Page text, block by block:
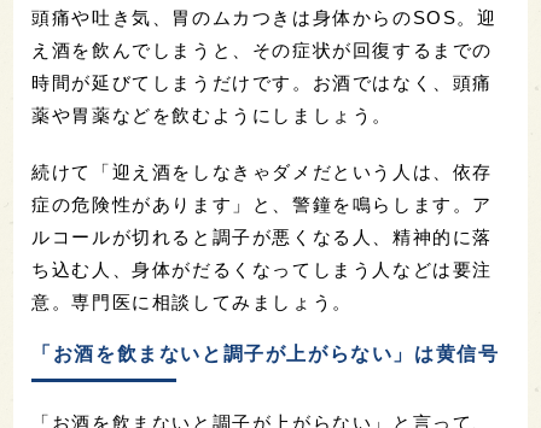
頭痛や吐き気、胃のムカつきは身体からのSOS。迎
え酒を飲んでしまうと、その症状が回復するまでの
時間が延びてしまうだけです。お酒ではなく、頭痛
薬や胃薬などを飲むようにしましょう。
続けて「迎え酒をしなきゃダメだという人は、依存
症の危険性があります」と、警鐘を鳴らします。ア
ルコールが切れると調子が悪くなる人、精神的に落
ち込む人、身体がだるくなってしまう人などは要注
意。専門医に相談してみましょう。
「お酒を飲まないと調子が上がらない」は黄信号
「お酒を飲まないと調子が上がらない」と言って、